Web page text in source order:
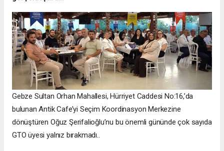
Gebze Sultan Orhan Mahallesi, Hürriyet Caddesi No:16,’da
bulunan Antik Cafe’yi Seçim Koordinasyon Merkezine
dönüştüren Oğuz Şerifalioğlu’nu bu önemli gününde çok sayıda
GTO üyesi yalnız bırakmadı..